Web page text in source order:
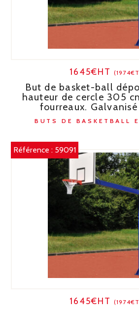
1645€HT
But de basket-ball
hauteur de cercle 305
fourreaux.
BUTS DE BASKETBALL
Référence : 59091
1645€HT